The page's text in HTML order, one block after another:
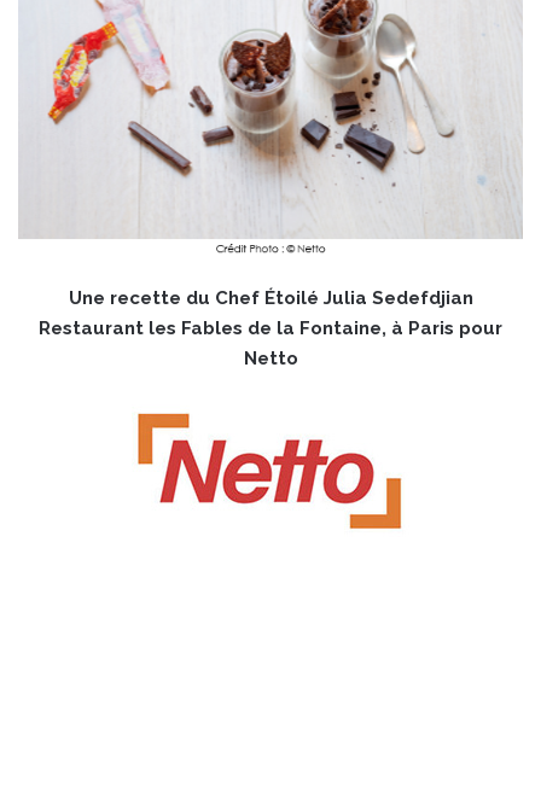
Une recette du Chef Étoilé Julia Sedefdjian
Restaurant les Fables de la Fontaine, à Paris pour
Netto